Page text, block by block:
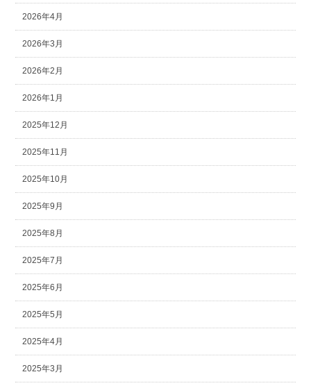
2026年4月
2026年3月
2026年2月
2026年1月
2025年12月
2025年11月
2025年10月
2025年9月
2025年8月
2025年7月
2025年6月
2025年5月
2025年4月
2025年3月